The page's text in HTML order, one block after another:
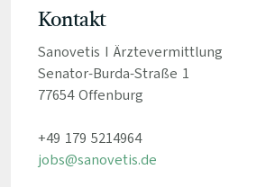
Kontakt
Sanovetis I Ärztevermittlung
Senator-Burda-Straße 1
77654 Offenburg
+49 179 5214964
jobs@sanovetis.de